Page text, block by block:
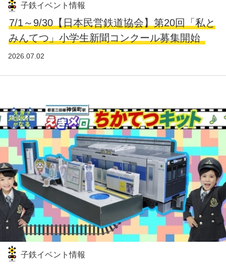
子鉄イベント情報
7/1～9/30【日本民営鉄道協会】第20回「私と
みんてつ」小学生新聞コンクール募集開始
2026.07.02
子鉄イベント情報